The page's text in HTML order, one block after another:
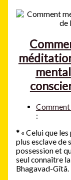
mental
:
* « Celui que
plus esclave de
possession et
seul connaître la
Bhagavad-Gîtâ.